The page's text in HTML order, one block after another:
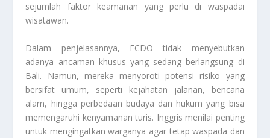
sejumlah faktor keamanan yang perlu di waspadai
wisatawan.
Dalam penjelasannya, FCDO tidak menyebutkan
adanya ancaman khusus yang sedang berlangsung di
Bali. Namun, mereka menyoroti potensi risiko yang
bersifat umum, seperti kejahatan jalanan, bencana
alam, hingga perbedaan budaya dan hukum yang bisa
memengaruhi kenyamanan turis. Inggris menilai penting
untuk mengingatkan warganya agar tetap waspada dan